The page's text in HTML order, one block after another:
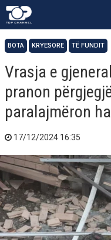
BOTA KRYESORE TË FUNDIT
Vrasja e
pranon
paralajmëron
17/12/2024 16:35